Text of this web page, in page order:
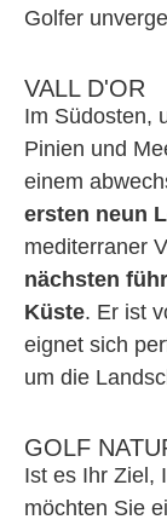
Golfer
VALL D'OR
Im Südosten,
Pinien und
einem
ersten neun
mediterraner
nächsten
Küste. Er ist
eignet sich
um die
GOLF
Ist es Ihr Ziel,
möchten Sie